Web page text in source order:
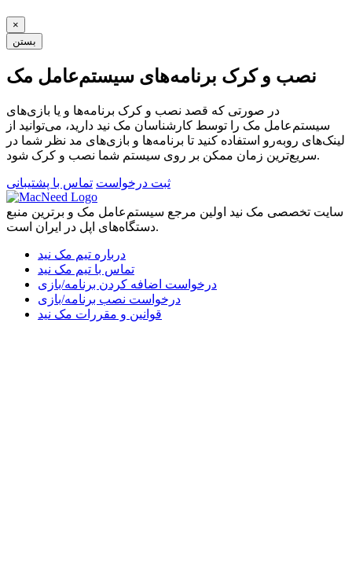
×
بستن
نصب و کرک برنامه‌های سیستم‌عامل مک
در صورتی که قصد نصب و کرک برنامه‌ها و یا بازی‌های
سیستم‌عامل مک را توسط کارشناسان مک نید دارید، می‌توانید از
لینک‌های رو‌به‌رو استفاده کنید تا برنامه‌ها و بازی‌های مد نظر شما در
سریع‌ترین زمان ممکن بر روی سیستم شما نصب و کرک شود.
ثبت درخواست تماس با پشتیبانی
سایت تخصصی مک نید اولین مرجع سیستم‌عامل مک و برترین منبع
دستگاه‌های اپل در ایران است.
درباره تیم مک نید
تماس با تیم مک نید
درخواست اضافه کردن برنامه/بازی
درخواست نصب برنامه/بازی
قوانین و مقررات مک نید